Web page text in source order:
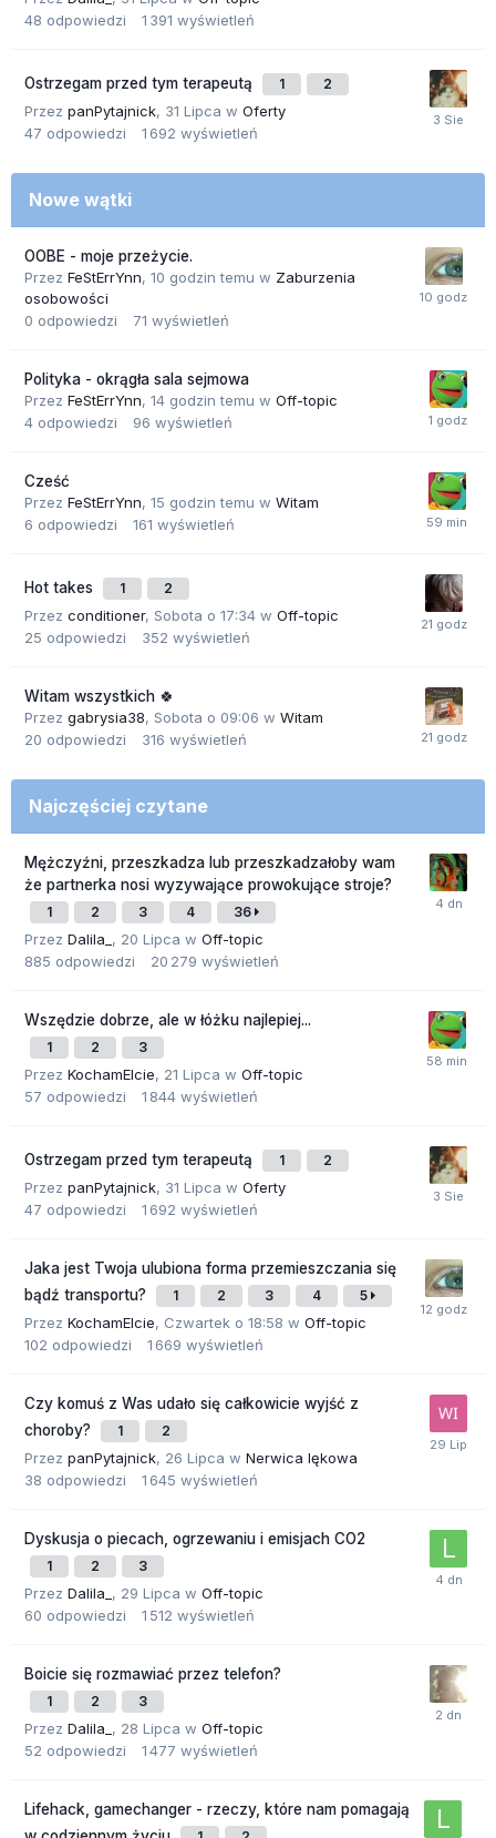
48 odpowiedzi 1 391 wyświetleń
Ostrzegam przed tym terapeutą 1 2
Przez panPytajnick, 31 Lipca w Oferty
47 odpowiedzi 1 692 wyświetleń
Nowe wątki
OOBE - moje przeżycie.
Przez FeStErrYnn, 10 godzin temu w Zaburzenia
osobowości
0 odpowiedzi 71 wyświetleń
Polityka - okrągła sala sejmowa
Przez FeStErrYnn, 14 godzin temu w Off-topic
4 odpowiedzi 96 wyświetleń
Cześć
Przez FeStErrYnn, 15 godzin temu w Witam
6 odpowiedzi 161 wyświetleń
Hot takes 1 2
Przez conditioner, Sobota o 17:34 w Off-topic
25 odpowiedzi 352 wyświetleń
Witam wszystkich 🍀
Przez gabrysia38, Sobota o 09:06 w Witam
20 odpowiedzi 316 wyświetleń
Najczęściej czytane
Mężczyźni, przeszkadza lub przeszkadzałoby wam
że partnerka nosi wyzywające prowokujące stroje?
1 2 3 4 36
Przez Dalila_ , 20 Lipca w Off-topic
885 odpowiedzi 20 279 wyświetleń
Wszędzie dobrze, ale w łóżku najlepiej...
1 2 3
Przez KochamElcie, 21 Lipca w Off-topic
57 odpowiedzi 1 844 wyświetleń
Ostrzegam przed tym terapeutą 1 2
Przez panPytajnick, 31 Lipca w Oferty
47 odpowiedzi 1 692 wyświetleń
Jaka jest Twoja ulubiona forma przemieszczania się
bądź transportu?
1 2 3 4 5
Przez KochamElcie, Czwartek o 18:58 w Off-topic
102 odpowiedzi 1 669 wyświetleń
Czy komuś z Was udało się całkowicie wyjść z
choroby?
1 2
Przez panPytajnick, 26 Lipca w Nerwica lękowa
38 odpowiedzi 1 645 wyświetleń
Dyskusja o piecach, ogrzewaniu i emisjach CO2
1 2 3
Przez Dalila_ , 29 Lipca w Off-topic
60 odpowiedzi 1 512 wyświetleń
Boicie się rozmawiać przez telefon?
1 2 3
Przez Dalila_ , 28 Lipca w Off-topic
52 odpowiedzi 1 477 wyświetleń
Lifehack, gamechanger - rzeczy, które nam pomagają